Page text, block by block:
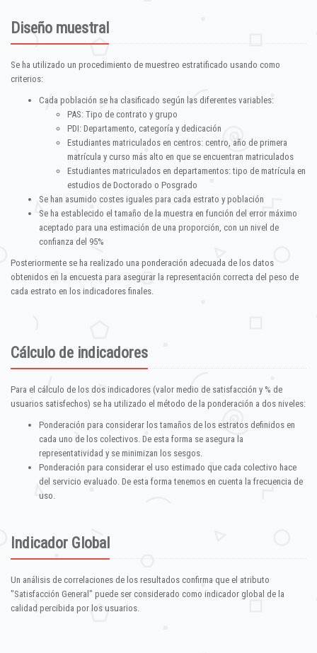
Diseño muestral
Se ha utilizado un procedimiento de muestreo estratificado usando como
criterios:
Cada población se ha clasificado según las diferentes variables:
PAS: Tipo de contrato y grupo
PDI: Departamento, categoría y dedicación
Estudiantes matriculados en centros: centro, año de primera
matrícula y curso más alto en que se encuentran matriculados
Estudiantes matriculados en departamentos: tipo de matrícula en
estudios de Doctorado o Posgrado
Se han asumido costes iguales para cada estrato y población
Se ha establecido el tamaño de la muestra en función del error máximo
aceptado para una estimación de una proporción, con un nivel de
confianza del 95%
Posteriormente se ha realizado una ponderación adecuada de los datos
obtenidos en la encuesta para asegurar la representación correcta del peso de
cada estrato en los indicadores finales.
Cálculo de indicadores
Para el cálculo de los dos indicadores (valor medio de satisfacción y % de
usuarios satisfechos) se ha utilizado el método de la ponderación a dos niveles:
Ponderación para considerar los tamaños de los estratos definidos en
cada uno de los colectivos. De esta forma se asegura la
representatividad y se minimizan los sesgos.
Ponderación para considerar el uso estimado que cada colectivo hace
del servicio evaluado. De esta forma tenemos en cuenta la frecuencia de
uso.
Indicador Global
Un análisis de correlaciones de los resultados confirma que el atributo
"Satisfacción General" puede ser considerado como indicador global de la
calidad percibida por los usuarios.